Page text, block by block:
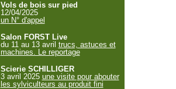
Vols de bois sur pied
12/04/2025
un N° d'appel
Salon FORST Live
du 11 au 13 avril trucs, astuces et
machines. Le reportage
Scierie SCHILLIGER
3 avril 2025 une visite pour abouter
les sylviculteurs au produit fini